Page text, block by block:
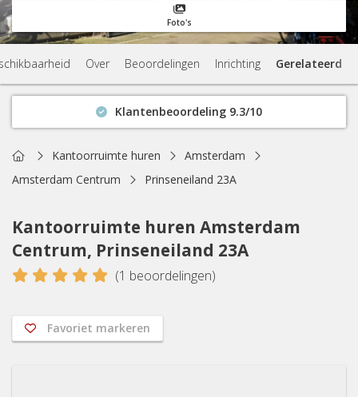
Foto's
Over Beoordelingen Inrichting Gerelateerd
Klantenbeoordeling 9.3/10
Actuele beschikbaarheid
HomeKantoorruimte huren
Amsterdam
Amsterdam Centrum
Prinseneiland 23A
Kantoorruimte huren Amsterdam
Centrum, Prinseneiland 23A
5 (1 beoordelingen)
Favoriet markeren